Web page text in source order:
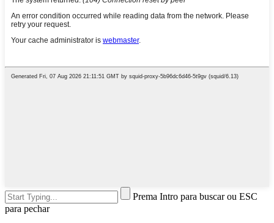
Prema Intro para buscar ou ESC
para pechar